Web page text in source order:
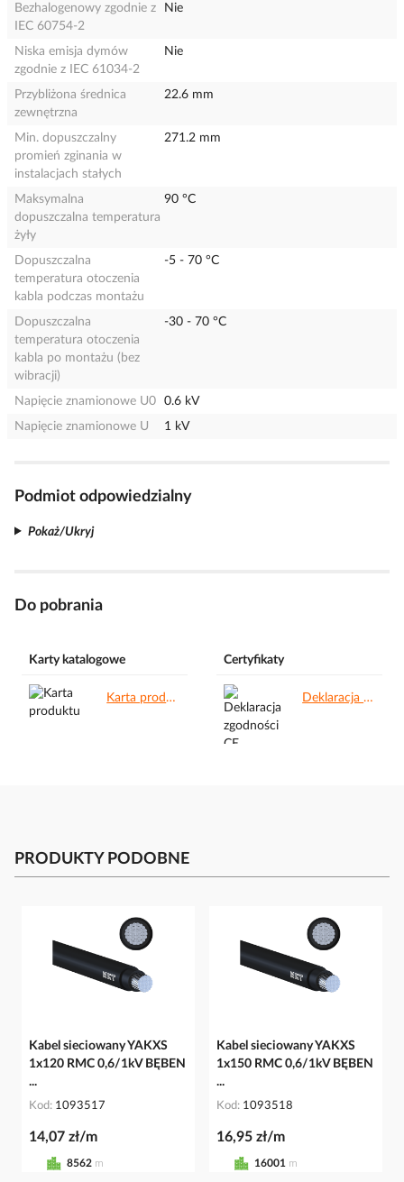
Bezhalogenowy zgodnie z
IEC 60754-2
Nie
Niska emisja dymów
zgodnie z IEC 61034-2
Nie
Przybliżona średnica
zewnętrzna
22.6 mm
Min. dopuszczalny
promień zginania w
instalacjach stałych
271.2 mm
Maksymalna
dopuszczalna temperatura
żyły
90 °C
Dopuszczalna
temperatura otoczenia
kabla podczas montażu
-5 - 70 °C
Dopuszczalna
temperatura otoczenia
kabla po montażu (bez
wibracji)
-30 - 70 °C
Napięcie znamionowe U0
0.6 kV
Napięcie znamionowe U
1 kV
Podmiot odpowiedzialny
Pokaż/Ukryj
Do pobrania
Karty katalogowe
Karta produktu.pdf
Certyfikaty
Deklaracja zgodności CE.pdf
PRODUKTY PODOBNE
Kabel sieciowany YAKXS
1x120 RMC 0,6/1kV BĘBEN
...
Kod 1093517
14,07 zł/m
8562 m
Kabel sieciowany YAKXS
1x150 RMC 0,6/1kV BĘBEN
...
Kod 1093518
16,95 zł/m
16001 m